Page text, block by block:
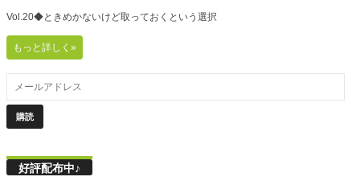
Vol.20◆ときめかないけど取っておくという選択
もっと詳しく»
好評配布中♪